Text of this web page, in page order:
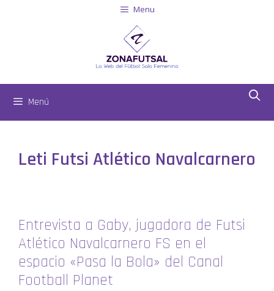
Menu
Menú
Leti Futsi Atlético Navalcarnero
Entrevista a Gaby, jugadora de Futsi
Atlético Navalcarnero FS en el
espacio «Pasa la Bola» del Canal
Football Planet